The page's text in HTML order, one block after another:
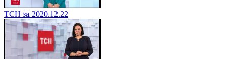
ТСН за 2020.12.22